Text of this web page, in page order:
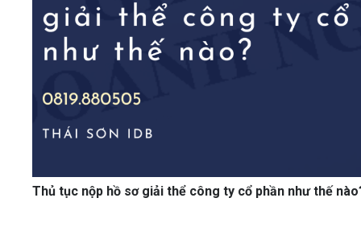
Thủ tục nộp hồ sơ giải thể công ty cổ phần như thế